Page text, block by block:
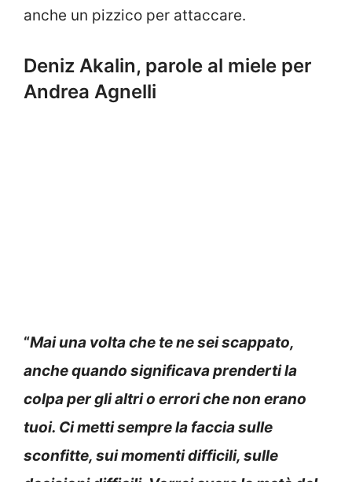
anche un pizzico per attaccare.
Deniz Akalin, parole al miele per
Andrea Agnelli
“Mai una volta che te ne sei scappato,
anche quando significava prenderti la
colpa per gli altri o errori che non erano
tuoi. Ci metti sempre la faccia sulle
sconfitte, sui momenti difficili, sulle